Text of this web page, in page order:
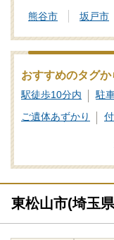
熊谷市 坂戸市
おすすめのタグか
駅徒歩10分内 駐
ご遺体あずかり
東松山市(埼玉